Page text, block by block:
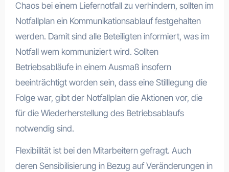
Chaos bei einem Liefernotfall zu verhindern, sollten im
Notfallplan ein Kommunikationsablauf festgehalten
werden. Damit sind alle Beteiligten informiert, was im
Notfall wem kommuniziert wird. Sollten
Betriebsabläufe in einem Ausmaß insofern
beeinträchtigt worden sein, dass eine Stilllegung die
Folge war, gibt der Notfallplan die Aktionen vor, die
für die Wiederherstellung des Betriebsablaufs
notwendig sind.
Flexibilität ist bei den Mitarbeitern gefragt. Auch
deren Sensibilisierung in Bezug auf Veränderungen in